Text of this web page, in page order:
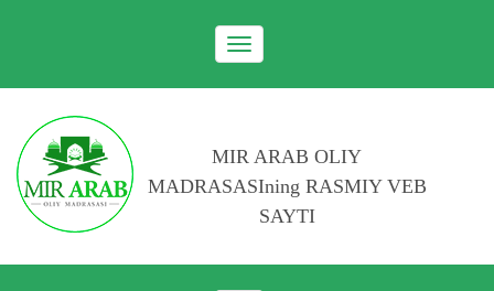
Toggle
navigation
MIR ARAB OLIY
MADRASASIning RASMIY VEB
SAYTI